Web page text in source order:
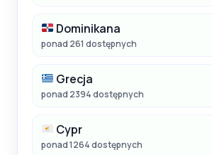
Dominikana
ponad 261 dostępnych
Grecja
ponad 2394 dostępnych
Cypr
ponad 1264 dostępnych